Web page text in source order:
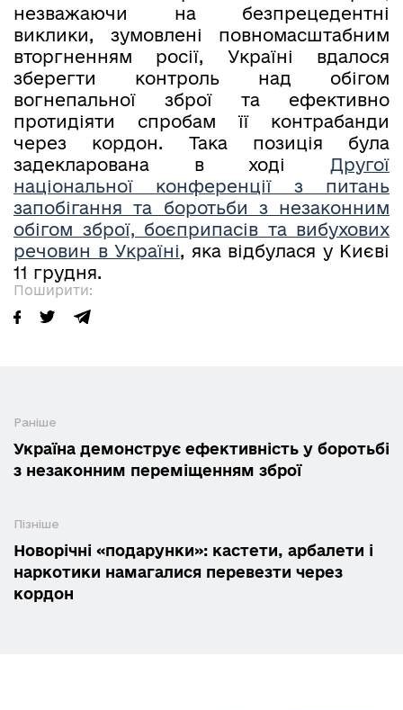
Поширити:
незважаючи на безпрецедентні
виклики, зумовлені повномасштабним
вторгненням росії, Україні вдалося
зберегти контроль над обігом
вогнепальної зброї та ефективно
протидіяти спробам її контрабанди
через кордон. Така позиція була
задекларована в ході Другої
національної конференції з питань
запобігання та боротьби з незаконним
обігом зброї, боєприпасів та вибухових
речовин в Україні, яка відбулася у Києві
11 грудня.
Раніше
Україна демонструє ефективність у боротьбі
з незаконним переміщенням зброї
Пізніше
Новорічні «подарунки»: кастети, арбалети і
наркотики намагалися перевезти через
кордон